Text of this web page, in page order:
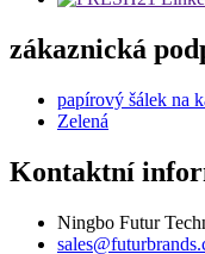
zákaznická
papírový šálek na
Zelená
Kontaktní
Ningbo Futur